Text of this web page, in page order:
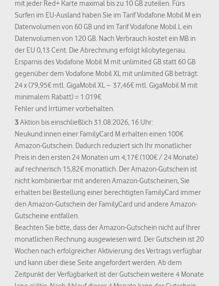
mit jeder Red+ Karte maximal bis zu 10 GB zuteilen. Fürs
Surfen im EU-Ausland haben Sie im Tarif Vodafone Mobil M ein
Datenvolumen von 60 GB und im Tarif Vodafone Mobil L ein
Datenvolumen von 120 GB. Nach Verbrauch kostet ein MB in
der EU 0,13 Cent. Die Abrechnung erfolgt kilobytegenau.
Ersparnis des Vodafone Mobil M mit unlimited GB statt 60 GB
gegenüber dem Vodafone Mobil XL mit unlimited GB beträgt:
24 x (79,95€ mtl. GigaMobil XL – 37,46€ mtl. GigaMobil M mit
minimalem Rabatt) = 1.019€.
Fehler und Irrtümer vorbehalten.
3Aktion bis einschließlich 31.08.2026, 16 Uhr:
Neukund:innen einer FamilyCard M erhalten einen 100€
Amazon-Gutschein. Dadurch reduziert sich Ihr monatlicher
Preis in den ersten 24 Monaten um 4,17€ (100€ / 24 Monate)
auf rechnerisch 15,82€ monatlich. Der Amazon-Gutschein ist
nicht kombinierbar mit anderen Amazon-Gutscheinen, Sie
erhalten bei Bestellung einer berechtigten FamilyCard immer
den Amazon-Gutschein der FamilyCard und andere Amazon-
Gutscheine entfallen.
Beachten Sie bitte, dass der Amazon-Gutschein nicht auf Ihrer
monatlichen Rechnung ausgewiesen wird. Der Gutschein ist 20
Wochen nach erfolgreicher Aktivierung des Vertrags verfügbar
und kann über diese Seite angefordert werden. Ab dem
Zeitpunkt der Verfügbarkeit ist der Gutschein weitere 4 Monate